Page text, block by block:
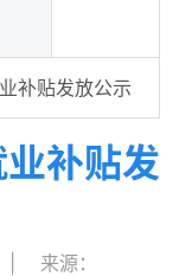
补贴发放公示
补贴发
来源：